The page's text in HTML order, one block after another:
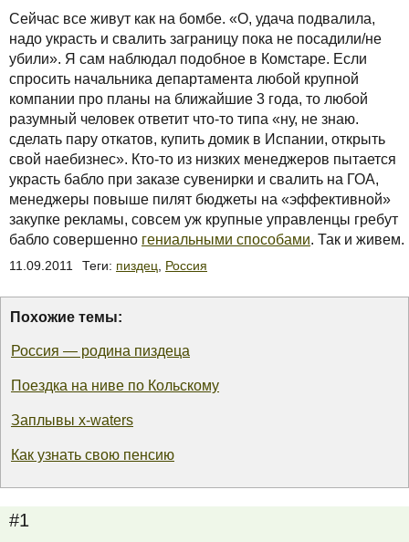
Сейчас все живут как на бомбе. «О, удача подвалила,
надо украсть и свалить заграницу пока не посадили/не
убили». Я сам наблюдал подобное в Комстаре. Если
спросить начальника департамента любой крупной
компании про планы на ближайшие 3 года, то любой
разумный человек ответит что-то типа «ну, не знаю.
сделать пару откатов, купить домик в Испании, открыть
свой наебизнес». Кто-то из низких менеджеров пытается
украсть бабло при заказе сувенирки и свалить на ГОА,
менеджеры повыше пилят бюджеты на «эффективной»
закупке рекламы, совсем уж крупные управленцы гребут
бабло совершенно гениальными способами. Так и живем.
11.09.2011 Теги: пиздец Россия
Похожие темы:
Россия — родина пиздеца
Поездка на ниве по Кольскому
Заплывы x-waters
Как узнать свою пенсию
#1